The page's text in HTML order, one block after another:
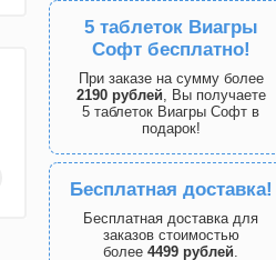
5 таблеток Виагры
Софт бесплатно!
При заказе на сумму более
2190 рублей, Вы получаете
5 таблеток Виагры Софт в
подарок!
Бесплатная доставка!
Бесплатная доставка для
заказов стоимостью
более 4499 рублей.